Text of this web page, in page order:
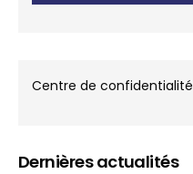
Centre de confidentialité
Dernières actualités